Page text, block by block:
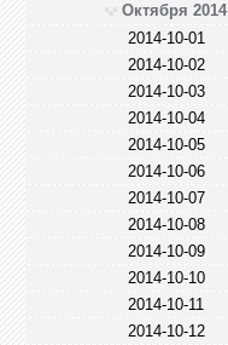
Октября 2014
2014-10-01
2014-10-02
2014-10-03
2014-10-04
2014-10-05
2014-10-06
2014-10-07
2014-10-08
2014-10-09
2014-10-10
2014-10-11
2014-10-12